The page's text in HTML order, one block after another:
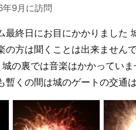
年9月に訪問
最終日にお目にかかりました
の方は聞くことは出来ません
の裏では音楽はかかってい
暫くの間は城のゲートの交通